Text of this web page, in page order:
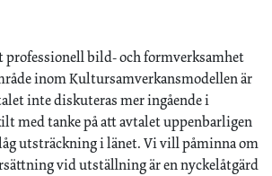
professionell bild- och formverksamhet
inom Kultursamverkansmodellen är
inte diskuteras mer ingående i
med tanke på att avtalet uppenbarligen
utsträckning i länet. Vi vill påminna om
vid utställning är en nyckelåtgärd